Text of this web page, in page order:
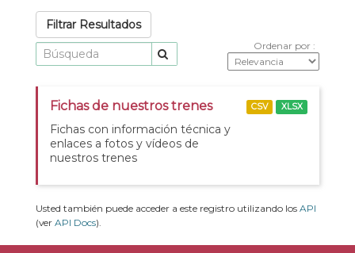
Filtrar Resultados
Ordenar por
Fichas de nuestros trenes
Fichas con información técnica y
enlaces a fotos y vídeos de
nuestros trenes
CSV XLSX
Usted también puede acceder a este registro utilizando los API
(ver API Docs).